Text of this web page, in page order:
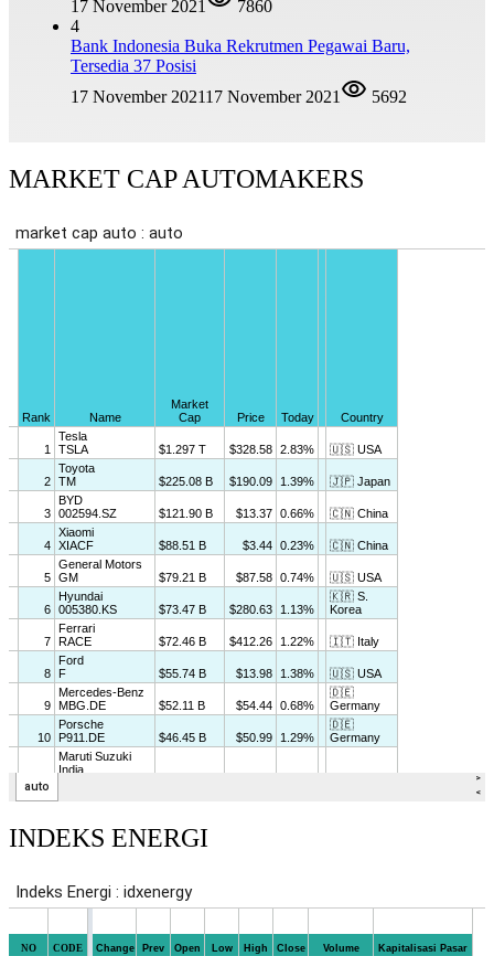
17 November 2021
7860
4
Bank Indonesia Buka Rekrutmen Pegawai Baru,
Tersedia 37 Posisi
17 November 202117 November 2021 5692
MARKET CAP AUTOMAKERS
INDEKS ENERGI